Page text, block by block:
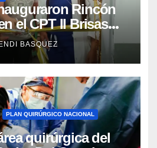
Rincón
el CPT II Brisas
​Inauguraron
BASQUEZ
PLAN QUIRÚRGICO NACIONAL
quirúrgica del